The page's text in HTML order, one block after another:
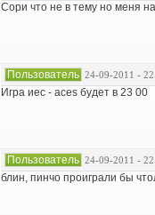
Сори что не в тему но меня
Пользователь 24-09-2011 -
Игра иес - aces будет в 23 00
Пользователь 24-09-2011 -
блин, пинчо проиграли бы